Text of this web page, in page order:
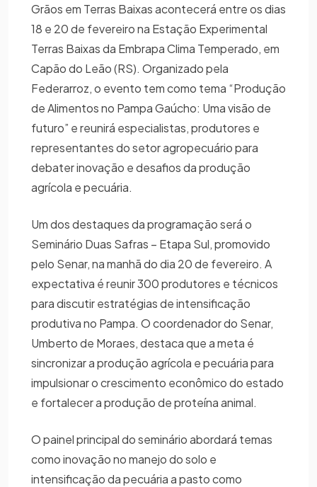
Grãos em Terras Baixas acontecerá entre os dias
18 e 20 de fevereiro na Estação Experimental
Terras Baixas da Embrapa Clima Temperado, em
Capão do Leão (RS). Organizado pela
Federarroz, o evento tem como tema “Produção
de Alimentos no Pampa Gaúcho: Uma visão de
futuro” e reunirá especialistas, produtores e
representantes do setor agropecuário para
debater inovação e desafios da produção
agrícola e pecuária.
Um dos destaques da programação será o
Seminário Duas Safras – Etapa Sul, promovido
pelo Senar, na manhã do dia 20 de fevereiro. A
expectativa é reunir 300 produtores e técnicos
para discutir estratégias de intensificação
produtiva no Pampa. O coordenador do Senar,
Umberto de Moraes, destaca que a meta é
sincronizar a produção agrícola e pecuária para
impulsionar o crescimento econômico do estado
e fortalecer a produção de proteína animal.
O painel principal do seminário abordará temas
como inovação no manejo do solo e
intensificação da pecuária a pasto como